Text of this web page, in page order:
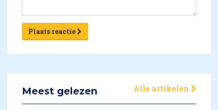
Plaats reactie
Meest gelezen Alle artikelen